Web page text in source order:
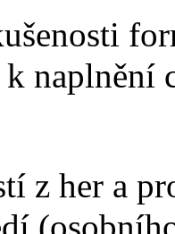
naplnění
z her a